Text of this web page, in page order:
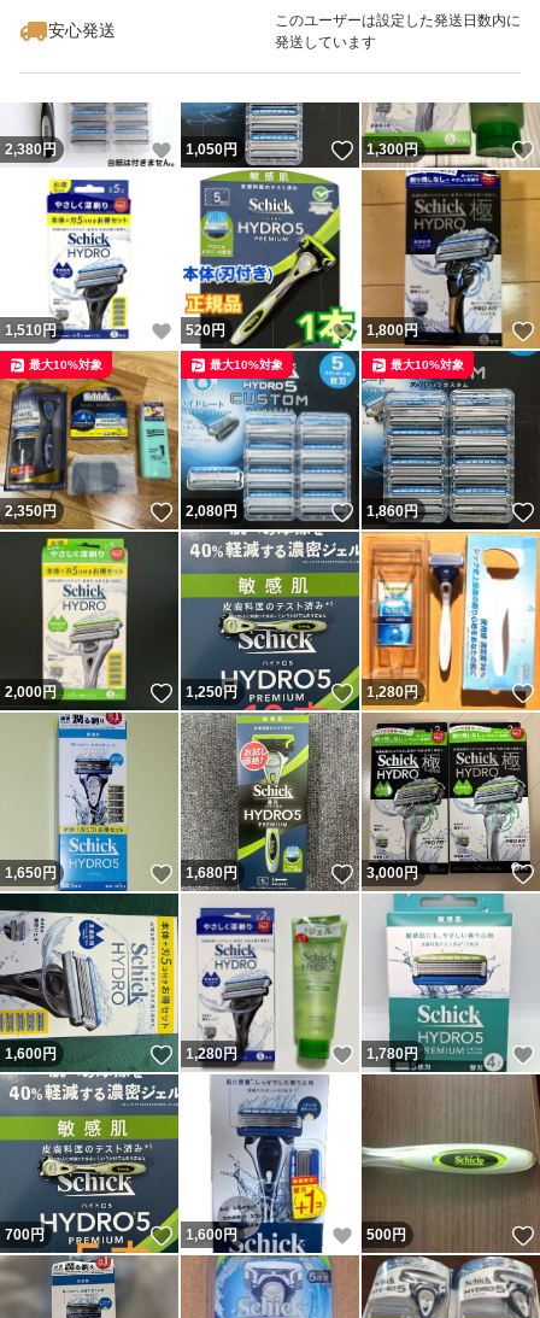
安心発送
このユーザーは設定した発送日数内に
発送しています
2,380円 いいね！
1,050円 いいね！
1,300円
1,510 円 いいね！
520円 いいね！
1,800円
2,350円 いいね！
最大10%対象
2,080円 いいね！
最大10%対象
1,860円
最大10%対象
2,000円 いいね！
1,250円 いいね！
1,280円
1,650円 いいね！
1,680円 いいね！
3,000円
1,600円 いいね！
1,280円 いいね！
1,780円
700円 いいね！
1,600円 いいね！
500円